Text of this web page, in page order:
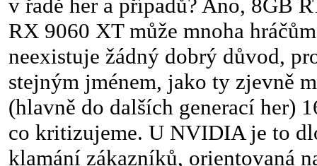
v řadě her a případů? Ano, 8GB
RX 9060 XT může mnoha
neexistuje žádný dobrý důvod,
stejným jménem, jako ty zjevně
(hlavně do dalších generací her)
co kritizujeme. U NVIDIA je to
klamání zákazníků, orientovaná